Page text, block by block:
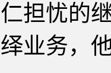
担忧的
业务，